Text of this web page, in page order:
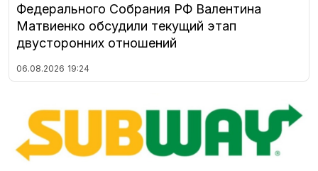
Федерального Собрания РФ Валентина
Матвиенко обсудили текущий этап
двусторонних отношений
06.08.2026 19:24